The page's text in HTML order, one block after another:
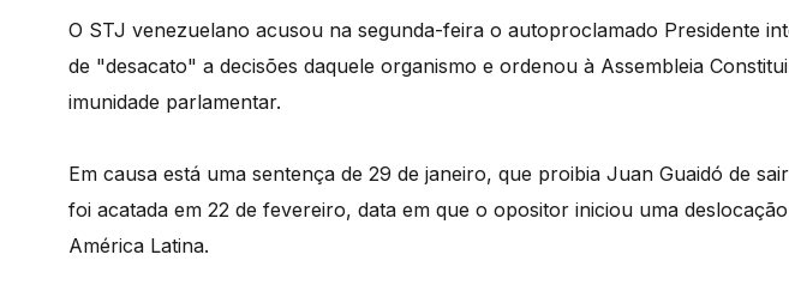
O STJ venezuelano acusou na segunda-feira o autoproclamado Presidente
de "desacato" a decisões daquele organismo e ordenou à Assembleia
imunidade parlamentar.
Em causa está uma sentença de 29 de janeiro, que proibia Juan Guaidó de
foi acatada em 22 de fevereiro, data em que o opositor iniciou uma
América Latina.